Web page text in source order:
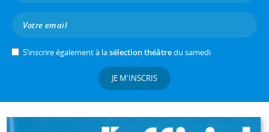
S’inscrire également à lasélection théâtredu samedi
JE M'INSCRIS